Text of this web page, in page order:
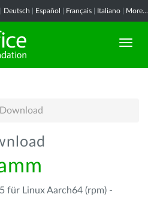
Deutsch Español Français Italiano More...
für Linux Aarch64 (rpm) -